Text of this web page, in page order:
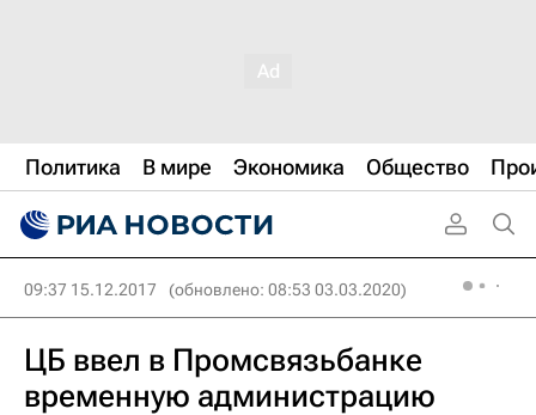
Политика В мире Экономика Общество
09:37 15.12.2017 (обновлено: 08:53 03.03.2020)
ЦБ ввел в Промсвязьбанке
временную администрацию‍